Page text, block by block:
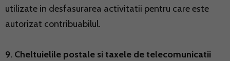
utilizate in desfasurarea activitatii pentru care este
autorizat contribuabilul.
9. Cheltuielile postale si taxele de telecomunicatii